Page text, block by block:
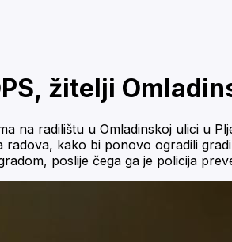
žitelji
na radilištu u Omladinskoj ulici u
radova, kako bi ponovo ogradili
poslije čega ga je policija